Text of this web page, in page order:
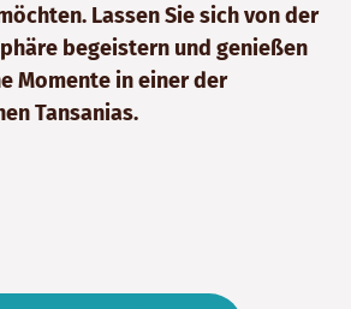
Lassen Sie sich von der
begeistern und genießen
Momente in einer der
Tansanias.